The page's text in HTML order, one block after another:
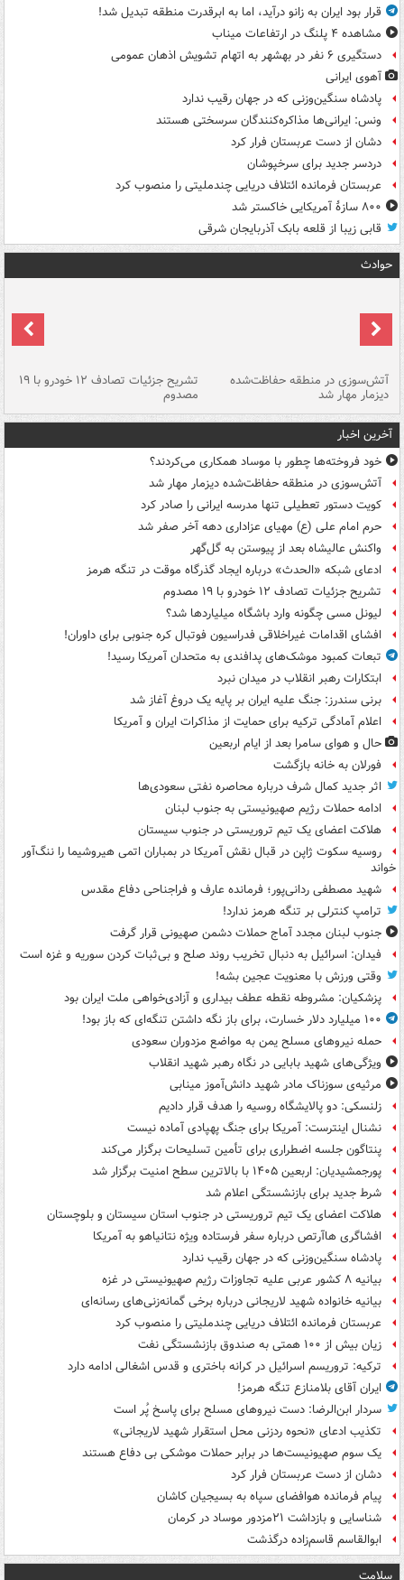
قرار بود ایران به زانو درآید، اما به ابرقدرت منطقه تبدیل شد!
مشاهده ۴ پلنگ در ارتفاعات میناب
دستگیری ۶ نفر در بهشهر به اتهام تشویش اذهان عمومی
آهوی ایرانی
پادشاه سنگین‌وزنی که در جهان رقیب ندارد
ونس: ایرانی‌ها مذاکره‌کنندگان سرسختی هستند
دشان از دست عربستان فرار کرد
دردسر جدید برای سرخپوشان
عربستان فرمانده ائتلاف دریایی چندملیتی را منصوب کرد
۸۰۰ سازۀ آمریکایی خاکستر شد
قابی زیبا از قلعه بابک آذربایجان شرقی
حوادث
آتش‌سوزی در منطقه حفاظت‌شده
دیزمار مهار شد
تشریح جزئیات تصادف ۱۲ خودرو با ۱۹
مصدوم
آخرین اخبار
خود فروخته‌ها چطور با موساد همکاری می‌کردند؟
آتش‌سوزی در منطقه حفاظت‌شده دیزمار مهار شد
کویت دستور تعطیلی تنها مدرسه ایرانی را صادر کرد
حرم امام علی (ع) مهیای عزاداری دهه آخر صفر شد
واکنش عالیشاه بعد از پیوستن به گل‌گهر
ادعای شبکه «الحدث» درباره ایجاد گذرگاه موقت در تنگه هرمز
تشریح جزئیات تصادف ۱۲ خودرو با ۱۹ مصدوم
لیونل مسی چگونه وارد باشگاه میلیاردها شد؟
افشای اقدامات غیراخلاقی فدراسیون فوتبال کره جنوبی برای داوران!
تبعات کمبود موشک‌های پدافندی به متحدان آمریکا رسید!
ابتکارات رهبر انقلاب در میدان نبرد
برنی سندرز: جنگ علیه ایران بر پایه یک دروغ آغاز شد
اعلام آمادگی ترکیه برای حمایت از مذاکرات ایران و آمریکا
حال و هوای سامرا بعد از ایام اربعین
فورلان به خانه بازگشت
اثر جدید کمال شرف درباره محاصره نفتی سعودی‌ها
ادامه حملات رژیم صهیونیستی به جنوب لبنان
هلاکت اعضای یک تیم تروریستی در جنوب سیستان
روسیه سکوت ژاپن در قبال نقش آمریکا در بمباران اتمی هیروشیما را ننگ‌آور
خواند
شهید مصطفی ردانی‌پور؛ فرمانده عارف و فراجناحی دفاع مقدس
ترامپ کنترلی بر تنگه هرمز ندارد!
جنوب لبنان مجدد آماج حملات دشمن صهیونی قرار گرفت
فیدان: اسرائیل به دنبال تخریب روند صلح و بی‌ثبات کردن سوریه و غزه است
وقتی ورزش با معنویت عجین بشه!
پزشکیان: مشروطه نقطه عطف بیداری و آزادی‌خواهی ملت ایران بود
۱۰۰ میلیارد دلار خسارت، برای باز نگه داشتن تنگه‌ای که باز بود!
حمله نیروهای مسلح یمن به مواضع مزدوران سعودی
ویژگی‌های شهید بابایی در نگاه رهبر شهید انقلاب
مرثیه‌ی سوزناک مادر شهید دانش‌آموز مینابی
زلنسکی: دو پالایشگاه روسیه را هدف قرار دادیم
نشنال اینترست: آمریکا برای جنگ پهپادی آماده نیست
پنتاگون جلسه اضطراری برای تأمین تسلیحات برگزار می‌کند
پورجمشیدیان: اربعین ۱۴۰۵ با بالاترین سطح امنیت برگزار شد
شرط جدید برای بازنشستگی اعلام شد
هلاکت اعضای یک تیم تروریستی در جنوب استان سیستان و بلوچستان
افشاگری هاآرتص درباره سفر فرستاده ویژه نتانیاهو به آمریکا
پادشاه سنگین‌وزنی که در جهان رقیب ندارد
بیانیه ۸ کشور عربی علیه تجاوزات رژیم صهیونیستی در غزه
بیانیه خانواده شهید لاریجانی درباره برخی گمانه‌زنی‌های رسانه‌ای
عربستان فرمانده ائتلاف دریایی چندملیتی را منصوب کرد
زیان بیش از ۱۰۰ همتی به صندوق‌ بازنشستگی نفت
ترکیه: تروریسم اسرائیل در کرانه باختری و قدس اشغالی ادامه دارد
ایران آقای بلامنازع تنگه هرمز!
سردار ابن‌الرضا: دست نیروهای مسلح برای پاسخ پُر است
تکذیب ادعای «نحوه ردزنی محل استقرار شهید لاریجانی»
یک‌ سوم صهیونیست‌ها در برابر حملات موشکی بی دفاع هستند
دشان از دست عربستان فرار کرد
پیام فرمانده هوافضای سپاه به بسیجیان کاشان
شناسایی و بازداشت ۲۱مزدور موساد در کرمان
ابوالقاسم قاسم‌زاده درگذشت
سلامت